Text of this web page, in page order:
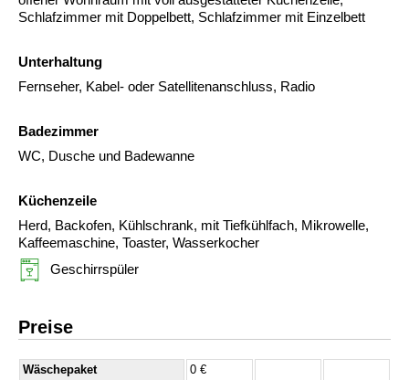
Schlafzimmer mit Doppelbett, Schlafzimmer mit Einzelbett
Unterhaltung
Fernseher, Kabel- oder Satellitenanschluss, Radio
Badezimmer
WC, Dusche und Badewanne
Küchenzeile
Herd, Backofen, Kühlschrank, mit Tiefkühlfach, Mikrowelle,
Kaffeemaschine, Toaster, Wasserkocher
Geschirrspüler
Preise
Wäschepaket 0 €